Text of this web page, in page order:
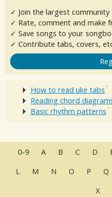
✓ Join the largest
✓ Rate, comment and make
✓ Save songs to your
✓ Contribute tabs, covers,
How to read uke tabs
Reading chord
Basic rhythm patterns
0-9 A B C D
L
M N O P Q
X